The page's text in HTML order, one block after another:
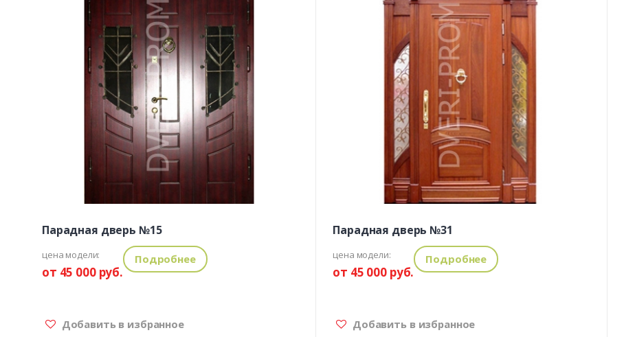
Парадная дверь №15
цена модели:
от 45 000 руб.
Подробнее
Добавить в избранное
Парадная дверь №31
цена модели:
от 45 000 руб.
Подробнее
Добавить в избранное